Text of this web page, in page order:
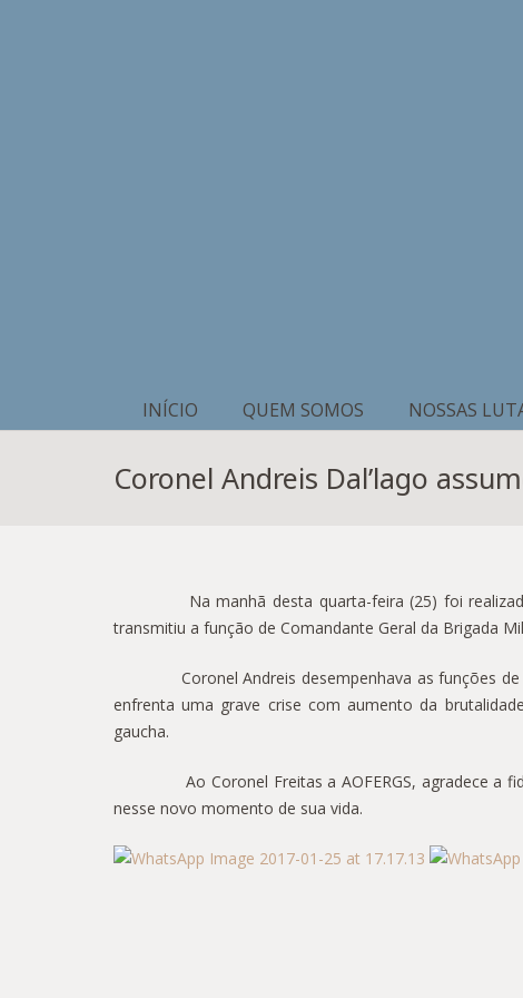
INÍCIO QUEM SOMOS NOSSAS
Coronel Andreis Dal’lago
Na manhã desta quarta-feira (25) foi realizado
transmitiu a função de Comandante Geral da Brigada
Coronel Andreis desempenhava as funções de
enfrenta uma grave crise com aumento da
gaucha.
Ao Coronel Freitas a AOFERGS, agradece a
nesse novo momento de sua vida.